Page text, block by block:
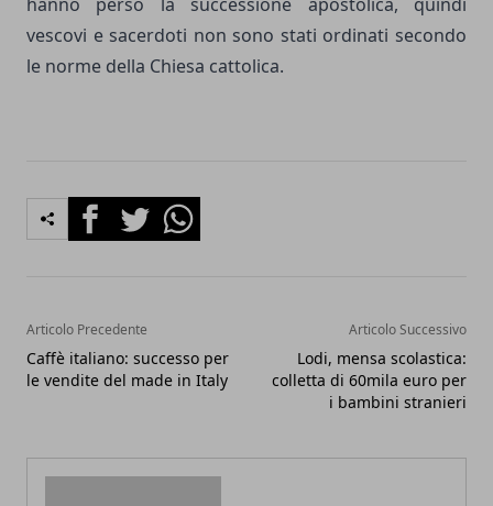
vescovi e sacerdoti non sono stati ordinati secondo
le norme della Chiesa cattolica.
FacebookTwitterWhatsapp
Articolo Precedente
Caffè italiano: successo per
le vendite del made in Italy
Articolo Successivo
Lodi, mensa scolastica:
colletta di 60mila euro per
i bambini stranieri